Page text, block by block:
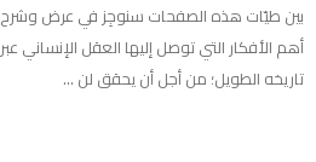
بين طيّات هذه الصفحات سنوجِز في عرض وشرح
أهم الأفكار التي توصل إليها العقل الإنساني عبر
تاريخه الطويل؛ من أجل أن يحقق لن ...